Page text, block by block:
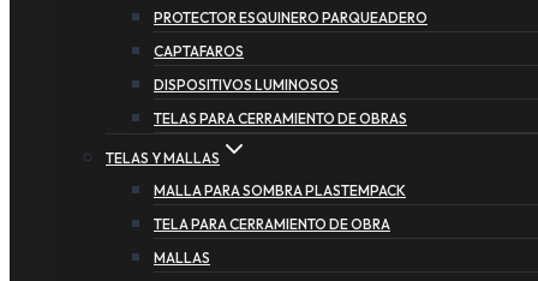
PROTECTOR ESQUINERO PARQUEADERO
CAPTAFAROS
DISPOSITIVOS LUMINOSOS
TELAS PARA CERRAMIENTO DE OBRAS
TELAS Y MALLAS
MALLA PARA SOMBRA PLASTEMPACK
TELA PARA CERRAMIENTO DE OBRA
MALLAS